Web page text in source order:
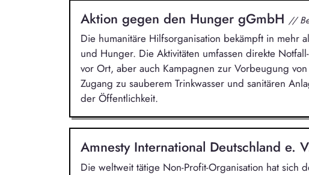
Aktion gegen den Hunger gGmbH //
Die humanitäre Hilfsorganisation bekämpft in mehr
und Hunger. Die Aktivitäten umfassen direkte
vor Ort, aber auch Kampagnen zur Vorbeugung
Zugang zu sauberem Trinkwasser und sanitären
der Öffentlichkeit.
Amnesty International Deutschland e.
Die weltweit tätige Non-Profit-Organisation hat sich